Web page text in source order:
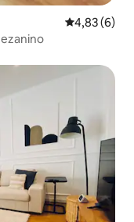
4,83 de uma
4,83 (6)